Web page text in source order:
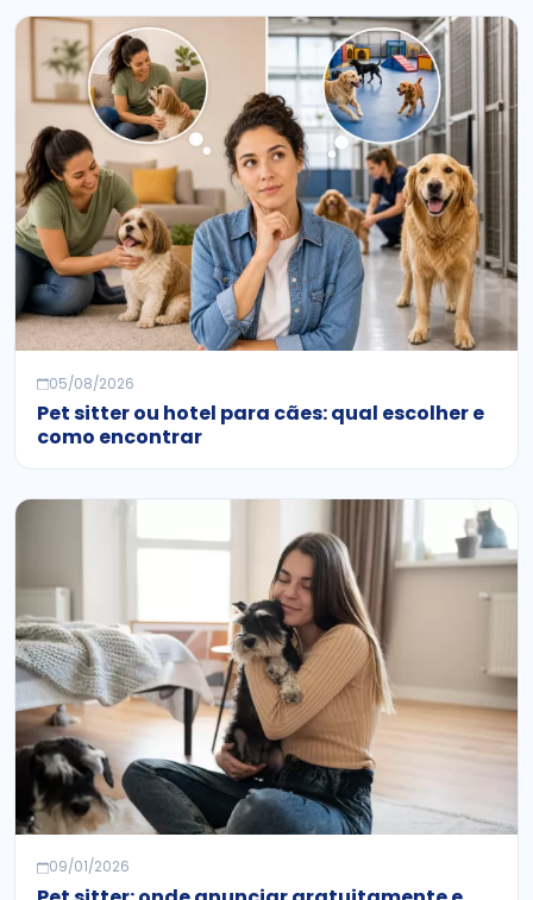
05/08/2026
Pet sitter ou hotel para cães: qual escolher e
como encontrar
09/01/2026